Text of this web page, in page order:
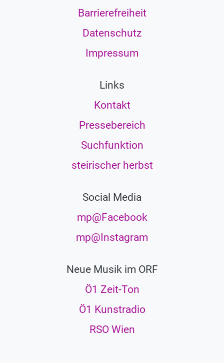
Barrierefreiheit
Datenschutz
Impressum
Links
Kontakt
Pressebereich
Suchfunktion
steirischer herbst
Social Media
mp@Facebook
mp@Instagram
Neue Musik im ORF
Ö1 Zeit-Ton
Ö1 Kunstradio
RSO Wien